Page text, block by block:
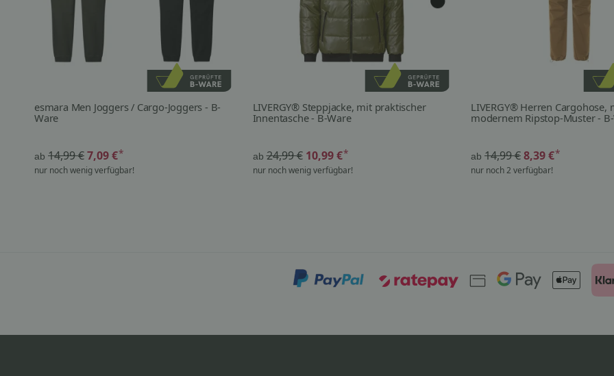
esmara Men Joggers / Cargo-Joggers - B-
Ware
ab 14,99 €7,09 €*
nur noch wenig verfügbar!
LIVERGY® Steppjacke, mit praktischer
Innentasche - B-Ware
ab 24,99 € 10,99 €*
nur noch wenig verfügbar!
LIVERGY® Herren Cargohose,
modernem Ripstop-Muster -
ab 14,99 €8,39 €*
nur noch 2 verfügbar!